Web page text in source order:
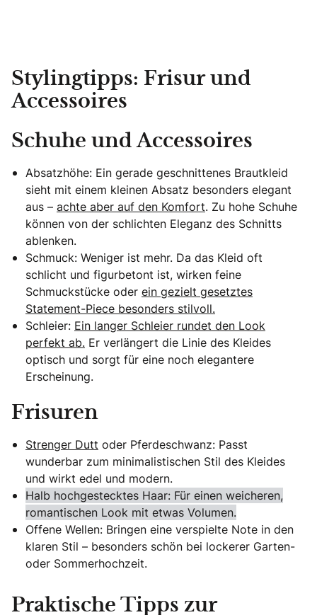
Stylingtipps: Frisur und
Accessoires
Schuhe und Accessoires
Absatzhöhe: Ein gerade geschnittenes Brautkleid
sieht mit einem kleinen Absatz besonders elegant
aus – achte aber auf den Komfort. Zu hohe Schuhe
können von der schlichten Eleganz des Schnitts
ablenken.
Schmuck: Weniger ist mehr. Da das Kleid oft
schlicht und figurbetont ist, wirken feine
Schmuckstücke oder ein gezielt gesetztes
Statement-Piece besonders stilvoll.
Schleier: Ein langer Schleier rundet den Look
perfekt ab. Er verlängert die Linie des Kleides
optisch und sorgt für eine noch elegantere
Erscheinung.
Frisuren
Strenger Dutt oder Pferdeschwanz: Passt
wunderbar zum minimalistischen Stil des Kleides
und wirkt edel und modern.
Halb hochgestecktes Haar: Für einen weicheren,
romantischen Look mit etwas Volumen.
Offene Wellen: Bringen eine verspielte Note in den
klaren Stil – besonders schön bei lockerer Garten-
oder Sommerhochzeit.
Praktische Tipps zur